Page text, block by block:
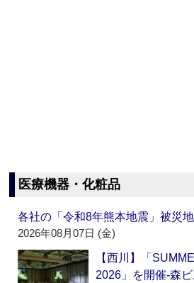
医療機器・化粧品
各社の「令和8年熊本地震」被災
2026年08月07日 (金)
【西川】「
2026」を開催‐森